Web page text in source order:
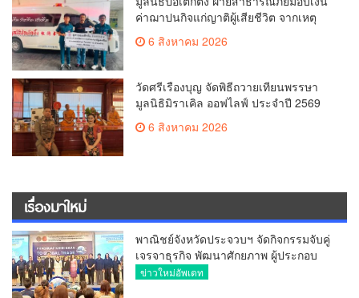
ค่าฌาปนกิจแก่ญาติผู้เสียชีวิต จากเหตุ
20,000 บาท
6 สิงหาคม 2026
วัดศรีเรืองบุญ จัดพิธีถวายเทียนพรรษา
มูลนิธิมิราเคิล ออฟไลฟ์ ประจำปี 2569
ประธาน
6 สิงหาคม 2026
เรื่องมาใหม่
พาณิชย์จังหวัดประจวบฯ จัดกิจกรรมจับคู่
เจรจาธุรกิจ พัฒนาศักยภาพ ผู้ประกอบ
การ ขยายช่องทางการค้า สู่การค้า
ข่าวใหม่อัพเดท